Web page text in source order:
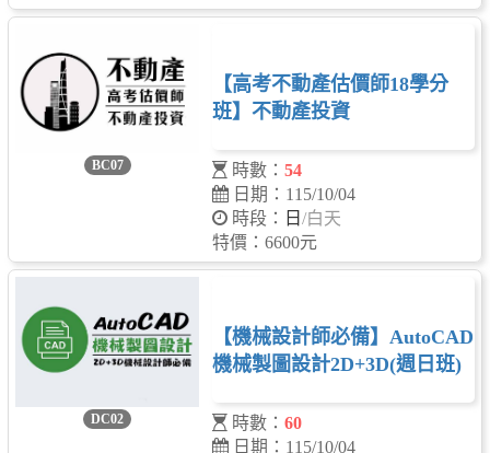
BC07
【高考不動產估價師18學分
班】不動產投資
時數： 54
日期：115/10/04
時段：
日 /白天
特價：6600元
DC02
【機械設計師必備】AutoCAD
機械製圖設計2D+3D(週日班)
時數： 60
日期：115/10/04